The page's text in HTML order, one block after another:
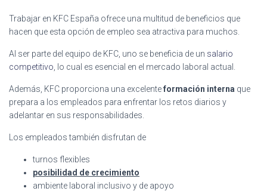
Trabajar en KFC España ofrece una multitud de beneficios que
hacen que esta opción de empleo sea atractiva para muchos.
Al ser parte del equipo de KFC, uno se beneficia de un salario
competitivo , lo cual es esencial en el mercado laboral actual.
Además, KFC proporciona una excelenteformación interna que
prepara a los empleados para enfrentar los retos diarios y
adelantar en sus responsabilidades.
Los empleados también disfrutan de
turnos flexibles
posibilidad de crecimiento
ambiente laboral inclusivo y de apoyo